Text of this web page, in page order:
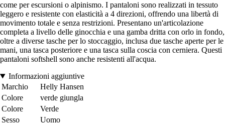
come per escursioni o alpinismo. I pantaloni sono realizzati in tessuto
leggero e resistente con elasticità a 4 direzioni, offrendo una libertà di
movimento totale e senza restrizioni. Presentano un'articolazione
completa a livello delle ginocchia e una gamba dritta con orlo in fondo,
oltre a diverse tasche per lo stoccaggio, inclusa due tasche aperte per le
mani, una tasca posteriore e una tasca sulla coscia con cerniera. Questi
pantaloni softshell sono anche resistenti all'acqua.
Informazioni aggiuntive
Marchio
Helly Hansen
Colore
verde giungla
Colore
Verde
Sesso
Uomo